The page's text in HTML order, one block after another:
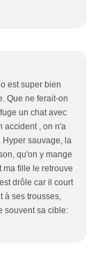
est super bien
Que ne ferait-on
un chat avec
accident , on n'a
Hyper sauvage, la
qu'on y mange
ma fille le retrouve
drôle car il court
à ses trousses,
souvent sa cible: